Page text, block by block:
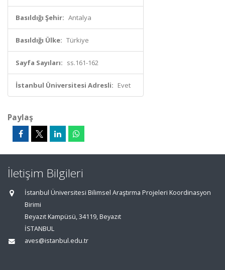
Basıldığı Şehir: Antalya
Basıldığı Ülke: Türkiye
Sayfa Sayıları: ss.161-162
İstanbul Üniversitesi Adresli: Evet
Paylaş
İletişim Bilgileri
İstanbul Üniversitesi Bilimsel Araştırma Projeleri Koordinasyon
Birimi
Beyazıt Kampüsü, 34119, Beyazıt
İSTANBUL
aves@istanbul.edu.tr